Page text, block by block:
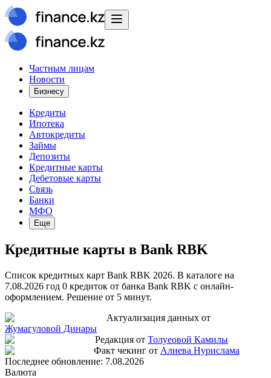
Частным лицам
Новости
Бизнесу
Кредиты
Ипотека
Автокредиты
Займы
Депозиты
Кредитные карты
Дебетовые карты
Связь
Банки
МФО
Еще
Кредитные карты в Bank RBK
Список кредитных карт Bank RBK 2026. В каталоге на
7.08.2026 год 0 кредиток от банка Bank RBK с онлайн-
оформлением. Решение от 5 минут.
Актуализация данных от
Жумагуловой Динары
Редакция от Толуеовой Камилы
Факт чекинг от Алиева Нурислама
Последнее обновление: 7.08.2026
Валюта